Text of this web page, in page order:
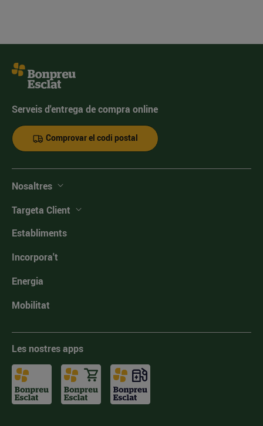
Serveis d'entrega de compra online
Comprovar el codi postal
Nosaltres
Targeta Client
Establiments
Incorpora't
Energia
Mobilitat
Les nostres apps